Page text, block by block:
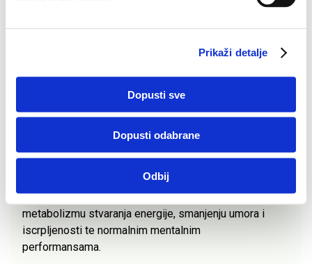
Prikaži detalje
Dopusti sve
Dopusti odabrane
Odbij
InVit B FORTE kapsule su dodatak prehrani s
Doprinosi normalnom funkcioniranju živčanog
sustava, normalnoj psihološkoj funkciji, normalnom
metabolizmu stvaranja energije, smanjenju umora i
iscrpljenosti te normalnim mentalnim
performansama.